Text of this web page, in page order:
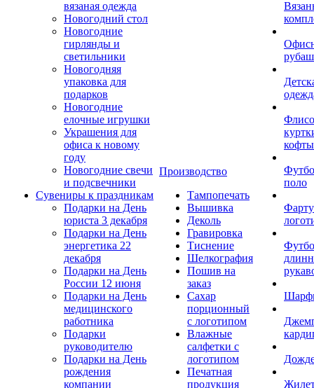
вязаная одежда
Новогодний стол
Новогодние
гирлянды и
светильники
Новогодняя
упаковка для
подарков
Новогодние
елочные игрушки
Украшения для
офиса к новому
году
Новогодние свечи
и подсвечники
Сувениры к праздникам
Подарки на День
юриста 3 декабря
Подарки на День
энергетика 22
декабря
Подарки на День
России 12 июня
Подарки на День
медицинского
работника
Подарки
руководителю
Подарки на День
рождения
компании
Производство
Тампопечать
Вышивка
Деколь
Гравировка
Тиснение
Шелкография
Пошив на
заказ
Сахар
порционный
с логотипом
Влажные
салфетки с
логотипом
Печатная
продукция
кофты
поло